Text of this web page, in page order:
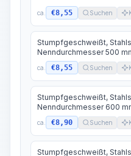
ca. €8,55 Suchen
Stumpfgeschweißt,
Nenndurchmesser 500
ca. €8,55 Suchen
Stumpfgeschweißt,
Nenndurchmesser 600
ca. €8,90 Suchen
Stumpfgeschweißt,